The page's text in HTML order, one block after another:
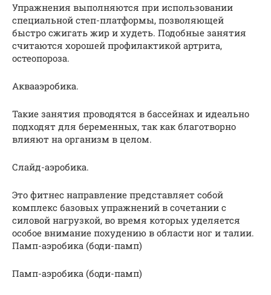
Упражнения выполняются при использовании
специальной степ-платформы, позволяющей
быстро сжигать жир и худеть. Подобные занятия
считаются хорошей профилактикой артрита,
остеопороза.
Аквааэробика.
Такие занятия проводятся в бассейнах и идеально
подходят для беременных, так как благотворно
влияют на организм в целом.
Слайд-аэробика.
Это фитнес направление представляет собой
комплекс базовых упражнений в сочетании с
силовой нагрузкой, во время которых уделяется
особое внимание похудению в области ног и талии.
Памп-аэробика (боди-памп)
Памп-аэробика (боди-памп)